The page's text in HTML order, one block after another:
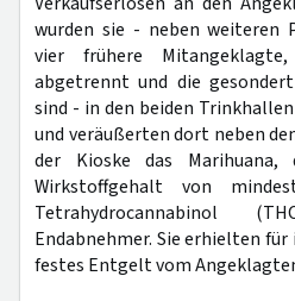
wurden sie - neben weiteren
vier frühere
abgetrennt und die
sind - in den beiden
und veräußerten dort neben
der Kioske das Marihuana,
Wirkstoffgehalt von
Tetrahydrocannabinol
Endabnehmer. Sie erhielten
festes Entgelt vom Angeklagten